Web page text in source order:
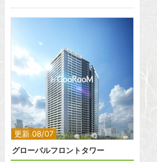
更新 08/07
2
グローバルフロントタワー